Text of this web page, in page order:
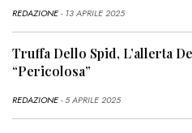
REDAZIONE- 13 APRILE 2025
Truffa Dello Spid, L’allerta
“Pericolosa”
REDAZIONE- 5 APRILE 2025